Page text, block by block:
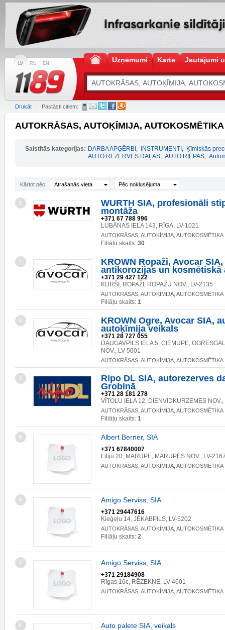
LV RU EN Uzņēmumi Karte Jautājumi
Drukāt Pastāsti citiem:
AUTOKRĀSAS, AUTOĶĪMIJA,
Saistītās kategorijas: DARBA APĢĒRBI , INSTRUMENTI , Ķīmiskās
AUTO REZERVES DAĻAS, AUTO RIEPAS,
Kārtot pēc: Atrašanās vieta Pēc noklusējuma
1
WURTH SIA, profesionāli
montāža
+371 67 788 996
LUBĀNAS IELA 143, RĪGA, LV-1021
AUTOKRĀSAS, AUTOĶĪMIJA, AUTOKOSMĒTIKA
Filiāļu skaits: 30
2
KROWN Ropaži, Avocar
antikorozijas un kosmētiskā
+371 29 427 122
KURŠI, ROPAŽI, ROPAŽU NOV., LV-2135
AUTOKRĀSAS, AUTOĶĪMIJA, AUTOKOSMĒTIKA
Filiāļu skaits: 1
3
KROWN Ogre, Avocar SIA,
autoķīmija veikals
+371 28 727 055
DAUGAVPILS IELA 5, CIEMUPE,
NOV., LV-5001
AUTOKRĀSAS, AUTOĶĪMIJA, AUTOKOSMĒTIKA
4
Ripo DL SIA, autorezerves
Grobiņā
+371 28 181 278
VĪTOLU IELA 12, DIENVIDKURZEMES
AUTOKRĀSAS, AUTOĶĪMIJA, AUTOKOSMĒTIKA
Filiāļu skaits: 1
5 Albert Berner, SIA
+371 67840007
Liliju 20, MĀRUPE, MĀRUPES NOV., LV-
AUTOKRĀSAS, AUTOĶĪMIJA, AUTOKOSMĒTIKA
6 Amigo Serviss, SIA
+371 29447616
Ķieǵeļu 14, JĒKABPILS, LV-5202
AUTOKRĀSAS, AUTOĶĪMIJA, AUTOKOSMĒTIKA
Filiāļu skaits: 2
7 Amigo Serviss, SIA
+371 29184908
Rīgas 16c, RĒZEKNE, LV-4601
AUTOKRĀSAS, AUTOĶĪMIJA, AUTOKOSMĒTIKA
8 Auto palete SIA, veikals